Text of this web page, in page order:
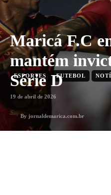
Maricá F.C
mantém
Série D
ESPORTES FUTEBOL
19 de abril de 2026
By jornaldemarica.com.br